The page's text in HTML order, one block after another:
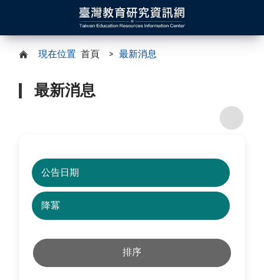
現在位置 首頁 最新消息
最新消息